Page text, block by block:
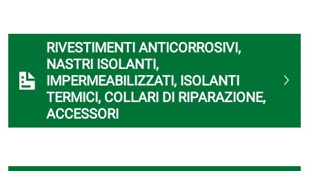
RIVESTIMENTI ANTICORROSIVI,
NASTRI ISOLANTI,
IMPERMEABILIZZATI, ISOLANTI
TERMICI, COLLARI DI RIPARAZIONE,
ACCESSORI